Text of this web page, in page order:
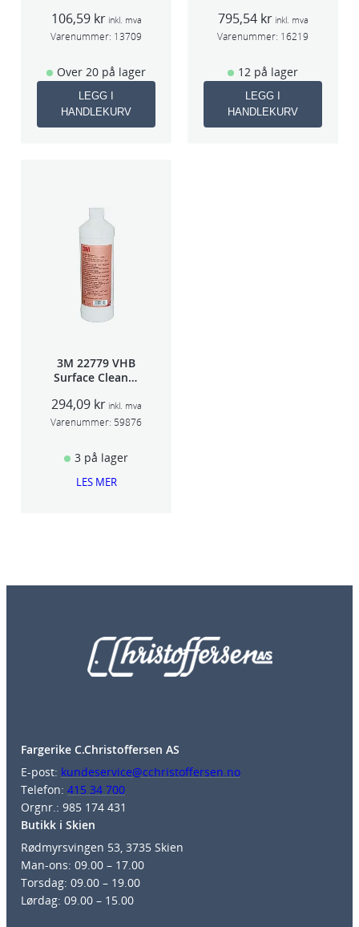
106,59 kr inkl. mva
Varenummer: 13709
Over 20 på lager
LEGG I
HANDLEKURV
(Large,Std og
Midi)
795,54 kr inkl. mva
Varenummer: 16219
12 på lager
LEGG I
HANDLEKURV
3M 22779 VHB
Surface Cleaner
294,09 kr inkl. mva
Varenummer: 59876
3 på lager
LES MER
Fargerike C.Christoffersen AS
E-post: kundeservice@cchristoffersen.no
Telefon: 415 34 700
Orgnr.: 985 174 431
Butikk i Skien
Rødmyrsvingen 53, 3735 Skien
Man-ons: 09.00 – 17.00
Torsdag: 09.00 – 19.00
Lørdag: 09.00 – 15.00